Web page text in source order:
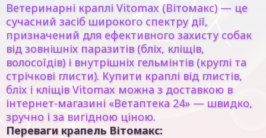
Ветеринарні краплі Vitomax (Вітомакс)— це
сучасний засіб широкого спектру дії,
призначений для ефективного захисту собак
від зовнішніх паразитів (бліх, кліщів,
волосоїдів)і внутрішніх гельмінтів (круглі та
стрічкові глисти). Купити краплі від глистів,
бліх і кліщів Vitomax можна з доставкою в
інтернет-магазині «Ветаптека 24» — швидко,
зручно і за вигідною ціною.
Переваги крапель Вітомакс: